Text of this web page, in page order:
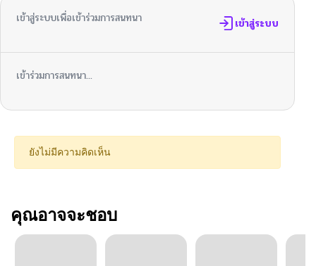
เข้าสู่ระบบเพื่อเข้าร่วมการสนทนา เข้าสู่ระบบ
เข้าร่วมการสนทนา...
ยังไม่มีความคิดเห็น
คุณอาจจะชอบ